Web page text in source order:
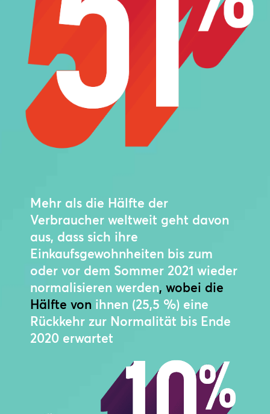
Mehr als die Hälfte der
Verbraucher weltweit geht davon
aus, dass sich ihre
Einkaufsgewohnheiten bis zum
oder vor dem Sommer 2021 wieder
normalisieren werden, wobei die
Hälfte von ihnen (25,5 %) eine
Rückkehr zur Normalität bis Ende
2020 erwartet